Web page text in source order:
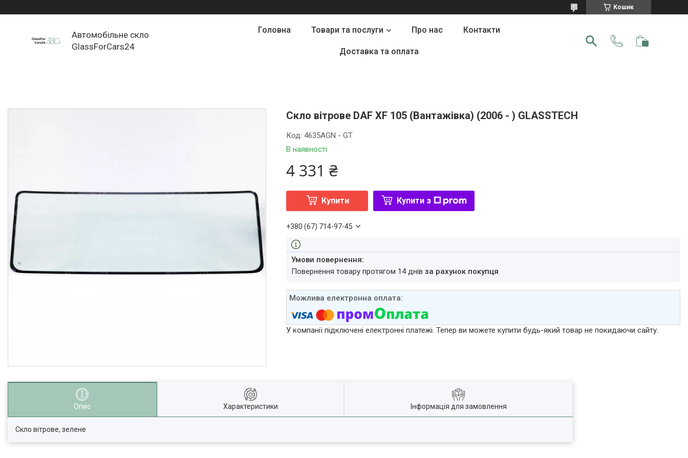
Кошик
Автомобільне скло
GlassForCars24
Головна Товари та послуги Про нас Контакти
Доставка та оплата
Скло вітрове DAF XF 105 (Вантажівка) (2006 - ) GLASSTECH
В наявності
Код:4635AGN - GT
4 331 ₴
Купити Купити з
+380 (67) 714-97-45
повернення товару протягом 14 днівза рахунок покупця
У компанії підключені електронні платежі. Тепер ви можете купити будь-який товар не покидаючи сайту.
Опис Характеристики Інформація для замовлення
Скло вітрове, зелене